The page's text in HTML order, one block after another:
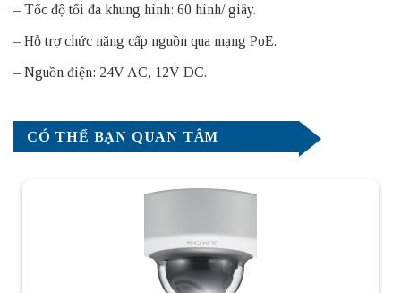
– Tốc độ tối đa khung hình: 60 hình/ giây.
– Hỗ trợ chức năng cấp nguồn qua mạng PoE.
– Nguồn điện: 24V AC, 12V DC.
CÓ THỂ BẠN QUAN TÂM